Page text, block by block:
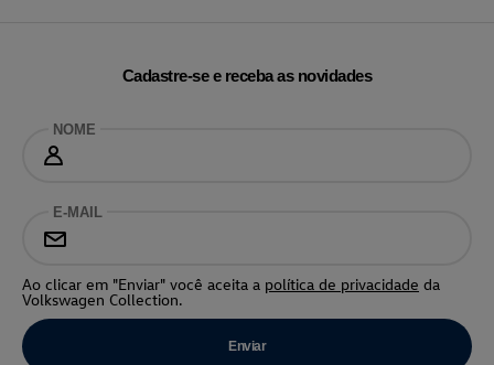
Cadastre-se e receba as novidades
NOME
E-MAIL
Ao clicar em "Enviar" você aceita a política de privacidade da
Volkswagen Collection.